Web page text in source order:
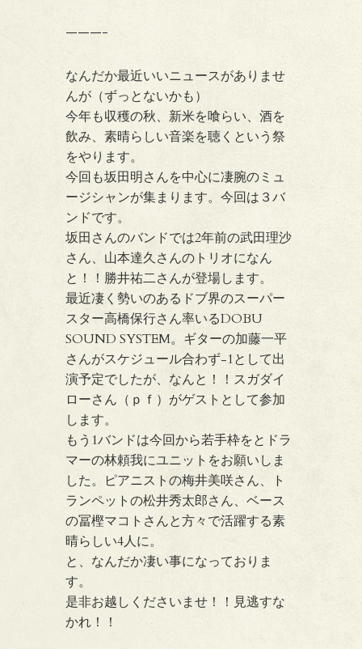
———-
なんだか最近いいニュースがありませ
んが（ずっとないかも）
今年も収穫の秋、新米を喰らい、酒を
飲み、素晴らしい音楽を聴くという祭
をやります。
今回も坂田明さんを中心に凄腕のミュ
ージシャンが集まります。今回は３バ
ンドです。
坂田さんのバンドでは2年前の武田理沙
さん、山本達久さんのトリオになん
と！！勝井祐二さんが登場します。
最近凄く勢いのあるドブ界のスーパー
スター高橋保行さん率いるDOBU
SOUND SYSTEM。ギターの加藤一平
さんがスケジュール合わず-1として出
演予定でしたが、なんと！！スガダイ
ローさん（ｐｆ）がゲストとして参加
します。
もう1バンドは今回から若手枠をとドラ
マーの林頼我にユニットをお願いしま
した。ピアニストの梅井美咲さん、ト
ランペットの松井秀太郎さん、ベース
の冨樫マコトさんと方々で活躍する素
晴らしい4人に。
と、なんだか凄い事になっておりま
す。
是非お越しくださいませ！！見逃すな
かれ！！